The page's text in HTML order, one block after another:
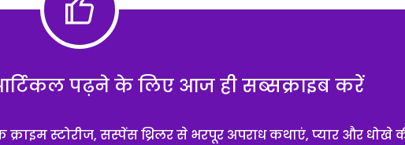
पढ़ने के लिए आज ही सब्सक्राइब करें
स्टोरीज, सस्पेंस थ्रिलर से भरपूर अपराध कथाएं, प्यार और धोखे